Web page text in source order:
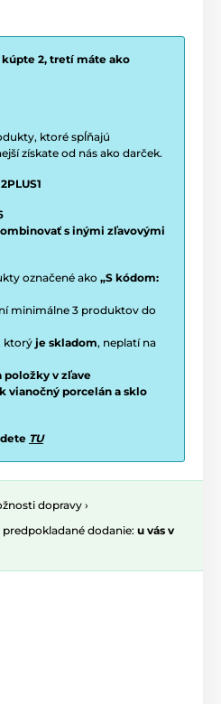
kúpte 2, tretí máte ako
ktoré spĺňajú
získate od nás ako darček.
2PLUS1
s inými zľavovými
označené ako „S kódom:
minimálne 3 produktov do
ktorý je skladom, neplatí na
položky v zľave
vianočný porcelán a sklo
TU
dopravy ›
predpokladané dodanie: u vás v